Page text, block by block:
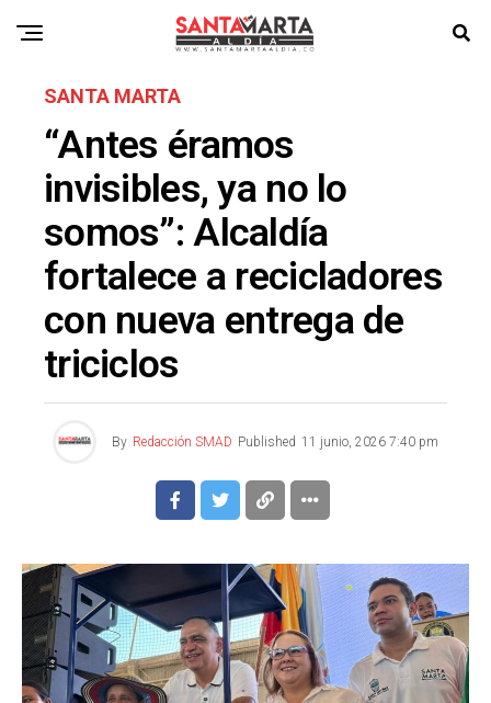
SANTA MARTA
“Antes éramos
invisibles, ya no lo
somos”: Alcaldía
fortalece a recicladores
con nueva entrega de
triciclos
By Redacción SMAD Published 11 junio, 2026 7:40 pm